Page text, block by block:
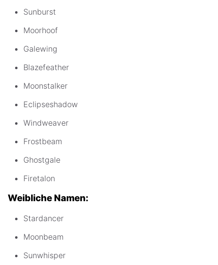
Sunburst
Moorhoof
Galewing
Blazefeather
Moonstalker
Eclipseshadow
Windweaver
Frostbeam
Ghostgale
Firetalon
Weibliche Namen:
Stardancer
Moonbeam
Sunwhisper